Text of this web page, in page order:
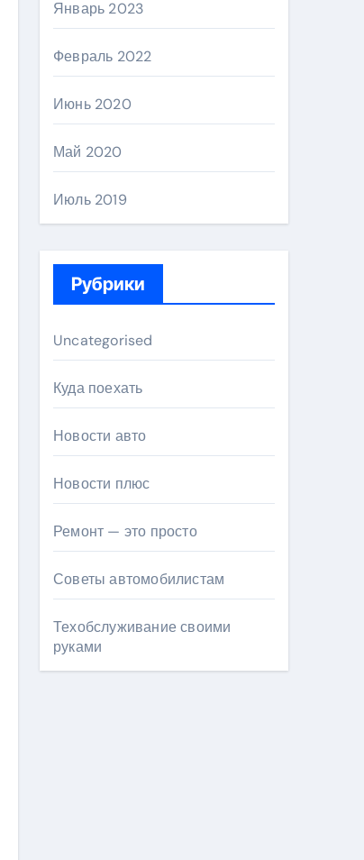
Январь 2023
Февраль 2022
Июнь 2020
Май 2020
Июль 2019
Рубрики
Uncategorised
Куда поехать
Новости авто
Новости плюс
Ремонт — это просто
Советы автомобилистам
Техобслуживание своими
руками